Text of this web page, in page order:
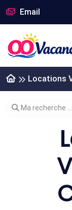
Email
Locations
Modifier votre
Ma recherche ...